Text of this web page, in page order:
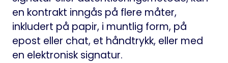
en kontrakt inngås på flere måter,
inkludert på papir, i muntlig form, på
epost eller chat, et håndtrykk, eller med
en elektronisk signatur.